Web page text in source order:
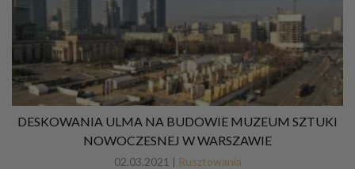
DESKOWANIA ULMA NA BUDOWIE MUZEUM SZTUKI
NOWOCZESNEJ W WARSZAWIE
02.03.2021 | Rusztowania